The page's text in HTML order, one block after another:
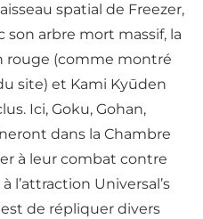
spatial de Freezer,
son arbre mort massif, la
rouge (comme montré
site) et Kami Kyūden
Ici, Goku, Gohan,
dans la Chambre
à leur combat contre
l’attraction Universal’s
est de répliquer divers